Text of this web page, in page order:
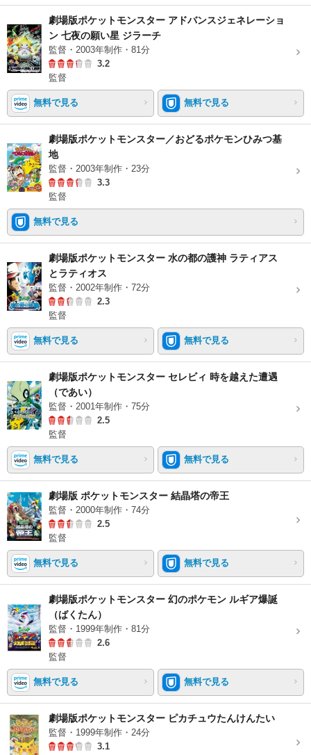
劇場版ポケットモンスター アドバンスジェネレーショ
ン 七夜の願い星 ジラーチ
監督・2003年制作・81分
3.2
監督
無料で見る 無料で見る
劇場版ポケットモンスター／おどるポケモンひみつ基
地
監督・2003年制作・23分
3.3
監督
無料で見る
劇場版ポケットモンスター 水の都の護神 ラティアス
とラティオス
監督・2002年制作・72分
2.3
監督
無料で見る 無料で見る
劇場版ポケットモンスター セレビィ 時を越えた遭遇
（であい）
監督・2001年制作・75分
2.5
監督
無料で見る 無料で見る
劇場版 ポケットモンスター 結晶塔の帝王
監督・2000年制作・74分
2.5
監督
無料で見る 無料で見る
劇場版ポケットモンスター 幻のポケモン ルギア爆誕
（ばくたん）
監督・1999年制作・81分
2.6
監督
無料で見る 無料で見る
劇場版ポケットモンスター ピカチュウたんけんたい
監督・1999年制作・24分
3.1